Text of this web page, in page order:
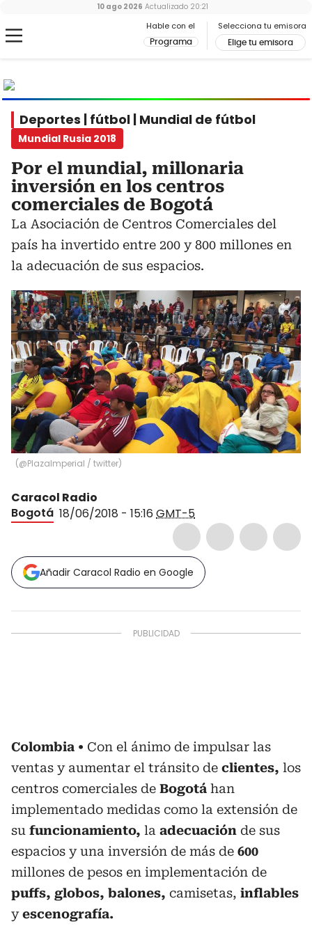
Hable con el
Programa
Selecciona tu emisora
Elige tu emisora
10 ago 2026 Actualizado 20:21
Deportes | fútbol | Mundial de fútbol
Mundial Rusia 2018
Por el mundial, millonaria
inversión en los centros
comerciales de Bogotá
La Asociación de Centros Comerciales del
país ha invertido entre 200 y 800 millones en
la adecuación de sus espacios.
(@PlazaImperial / twitter)
Caracol Radio
Bogotá 18/06/2018 - 15:16 GMT-5
Añadir Caracol Radio en Google
Colombia
Con el ánimo de impulsar las
ventas y aumentar el tránsito de clientes, los
centros comerciales de Bogotá han
implementado medidas como la extensión de
su funcionamiento, la adecuación de sus
espacios y una inversión de más de 600
millones de pesos en implementación de
puffs, globos, balones, camisetas, inflables
yescenografía.